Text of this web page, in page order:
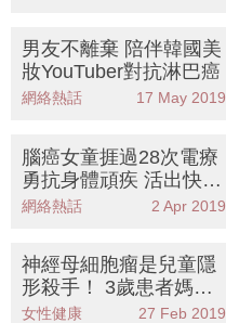
男友不離棄 陪伴韓國美
妝YouTuber對抗淋巴癌
網絡熱話 17 May 2019
腦癌女童捱過28次電療
勇抗身體頑疾 活出快樂
人生
網絡熱話 2 Apr 2019
神經母細胞瘤是兒童隱
形殺手！ 3歲患者媽媽
的剖白
女性健康 27 Feb 2019